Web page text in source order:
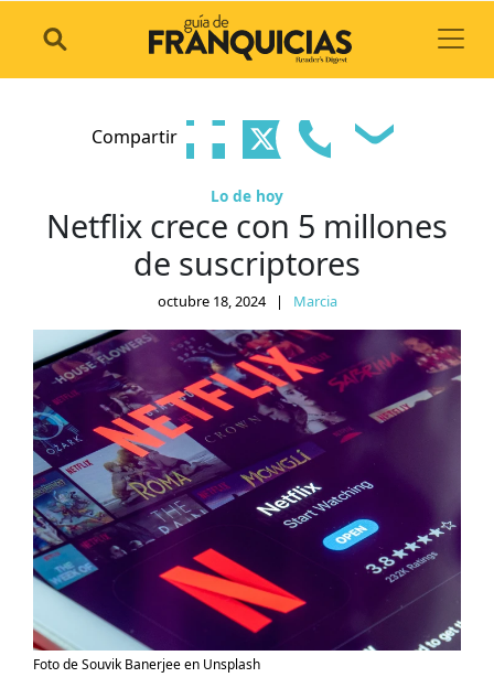
Compartir
Lo de hoy
Netflix crece con 5 millones
de suscriptores
octubre 18, 2024 | Marcia
Foto de Souvik Banerjee en Unsplash